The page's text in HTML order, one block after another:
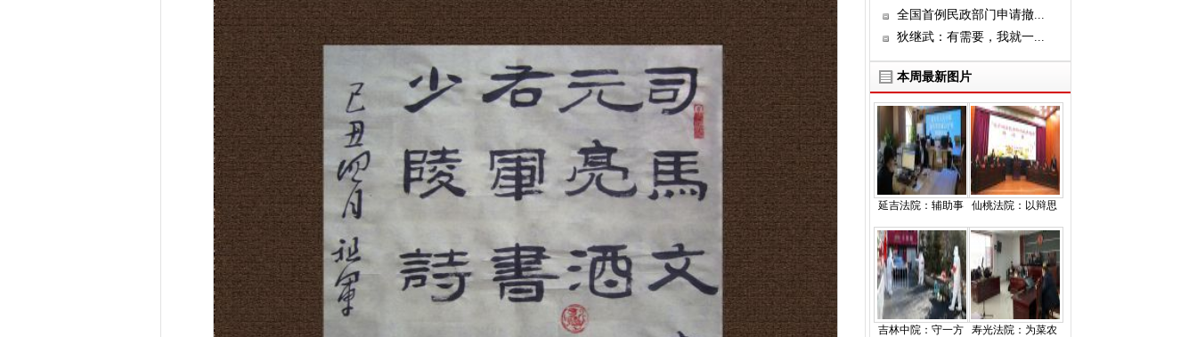
全国首例民政部门申请撤...
狄继武：有需要，我就一...
本周最新图片
延吉法院：辅助事 仙桃法院：以辩思
吉林中院：守一方 寿光法院：为菜农